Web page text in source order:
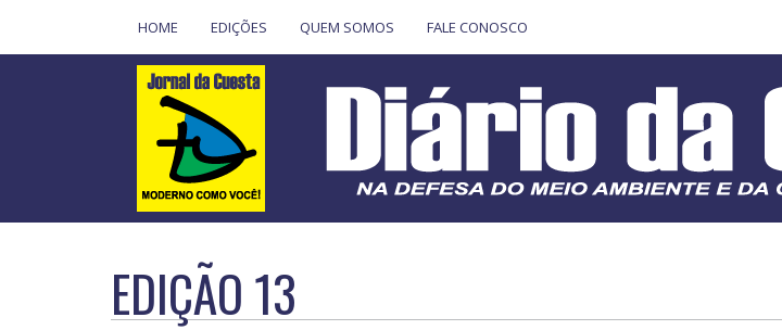
HOME EDIÇÕES QUEM SOMOS FALE CONOSCO
EDIÇÃO 13